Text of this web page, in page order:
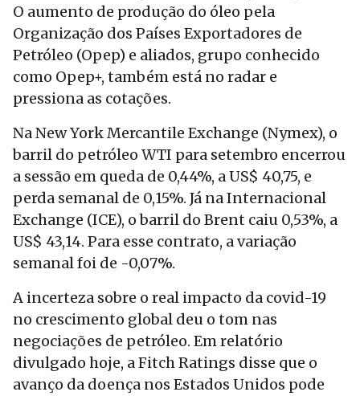
O aumento de produção do óleo pela
Organização dos Países Exportadores de
Petróleo (Opep) e aliados, grupo conhecido
como Opep+, também está no radar e
pressiona as cotações.
Na New York Mercantile Exchange (Nymex), o
barril do petróleo WTI para setembro encerrou
a sessão em queda de 0,44%, a US$ 40,75, e
perda semanal de 0,15%. Já na Internacional
Exchange (ICE), o barril do Brent caiu 0,53%, a
US$ 43,14. Para esse contrato, a variação
semanal foi de -0,07%.
A incerteza sobre o real impacto da covid-19
no crescimento global deu o tom nas
negociações de petróleo. Em relatório
divulgado hoje, a Fitch Ratings disse que o
avanço da doença nos Estados Unidos pode